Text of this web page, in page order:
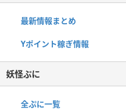
最新情報まとめ
Yポイント稼ぎ情報
妖怪ぷに
全ぷに一覧